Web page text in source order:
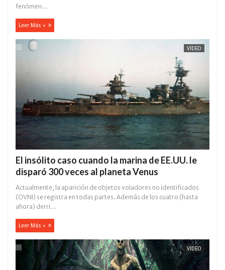
fenómen...
Leer Más »
VÍDEO
El insólito caso cuando la marina de EE.UU. le
disparó 300 veces al planeta Venus
Actualmente, la aparición de objetos voladores no identificados
(OVNI) se registra en todas partes. Además de los cuatro (hasta
ahora) derri...
Leer Más »
VÍDEO